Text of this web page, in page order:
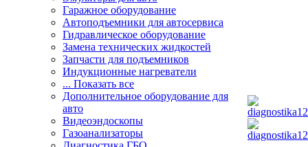
Гаражное оборудование
Автоподъемники для автосервиса
Гидравлическое оборудование
Замена технических жидкостей
Запчасти для подъемников
Индукционные нагреватели
... Показать все
Дополнительное оборудование для
авто
Видеоэндоскопы
Газоанализаторы